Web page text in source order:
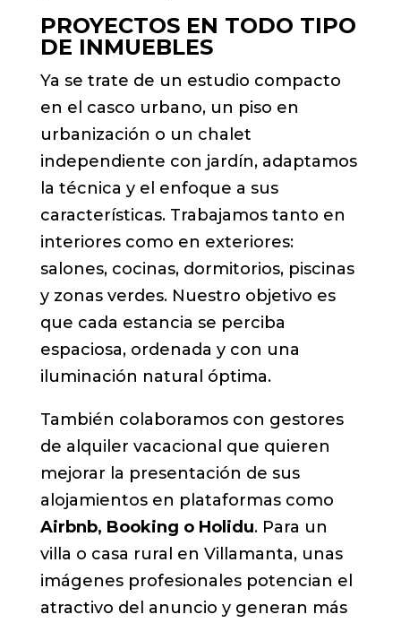
PROYECTOS EN TODO TIPO
DE INMUEBLES
Ya se trate de un estudio compacto
en el casco urbano, un piso en
urbanización o un chalet
independiente con jardín, adaptamos
la técnica y el enfoque a sus
características. Trabajamos tanto en
interiores como en exteriores:
salones, cocinas, dormitorios, piscinas
y zonas verdes. Nuestro objetivo es
que cada estancia se perciba
espaciosa, ordenada y con una
iluminación natural óptima.
También colaboramos con gestores
de alquiler vacacional que quieren
mejorar la presentación de sus
alojamientos en plataformas como
Airbnb, Booking o Holidu. Para un
villa o casa rural en Villamanta, unas
imágenes profesionales potencian el
atractivo del anuncio y generan más